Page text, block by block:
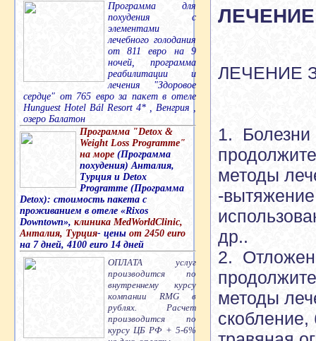
Программа для
похудения с
элементами
лечебного голодания
от 811 евро на 9
ночей, программа
реабилитации и
лечения "Здоровое
сердце" от 765 евро за пакет в отеле
Hunguest Hotel Bál Resort 4* , Венгрия ,
озеро Балатон
Программа "Detox &
Weight Loss Programme"
на море (Программа
похудения) Анталия,
Турция и Detox
Programme (Программа
Detox): стоимость пакета с
проживанием в отеле «Rixos
Downtown», клиника MedWorldClinic,
Анталия, Турция- цены от 2450 euro
на 7 дней, 4100 euro 14 дней
ОПЛАТА услуг
производится по
внутреннему курсу
компании RMG в
рублях. Расчет
производится по
курсу ЦБ РФ + 5-6%
ЛЕЧЕНИЕ
1. Болезни
методы
-
др..
2.
методы
скобление,